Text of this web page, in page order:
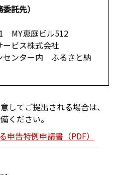
託先）
MY恵庭ビル512
ビス株式会社
センター内 ふるさと納
してご提出される場合は、
ください。
申告特例申請書（PDF）